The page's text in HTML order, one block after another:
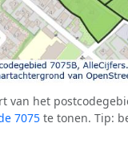
van het
7075 te tonen. Tip: